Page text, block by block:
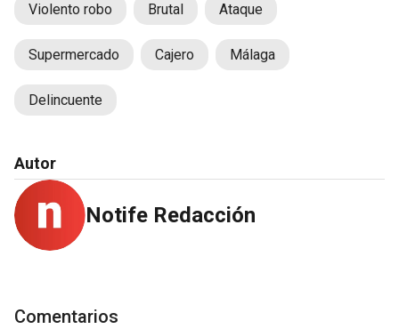
Violento robo Brutal Ataque
Supermercado Cajero Málaga
Delincuente
Autor
Notife Redacción
Comentarios